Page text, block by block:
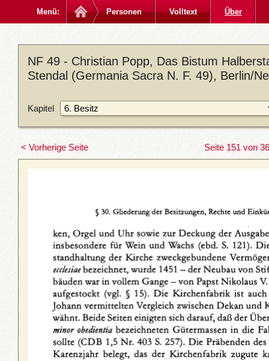
Menü: Personen Volltext Über
NF 49 - Christian Popp, Das Bistum
Stendal (Germania Sacra N. F. 49), Berlin/
Kapitel
< Vorherige Seite Seite 151 von